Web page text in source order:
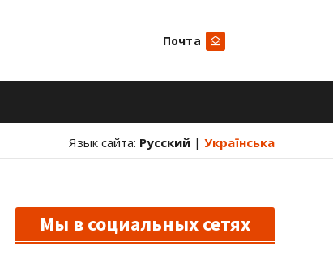
Почта
Язык сайта: Русский | Українська
Мы в социальных сетях